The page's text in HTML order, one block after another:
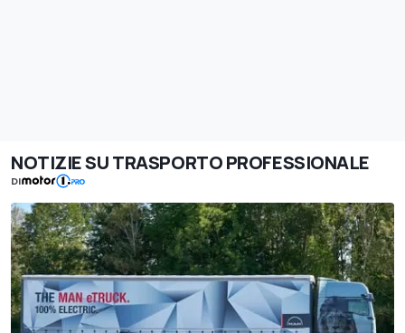
NOTIZIE SU TRASPORTO PROFESSIONALE
DI